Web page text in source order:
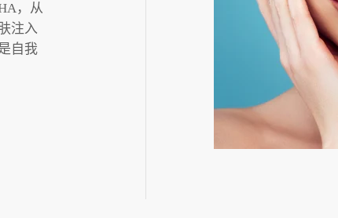
，从
注入
自我